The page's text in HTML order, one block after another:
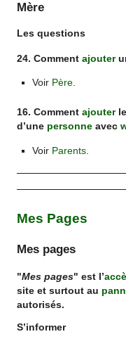
Mère
Les questions
24. Commentajouter
Voir Père.
16. Commentajouter
d’une personne avec
Voir Parents.
Mes Pages
Mes pages
"Mes pages" est l’
site et surtout au
autorisés.
S’informer